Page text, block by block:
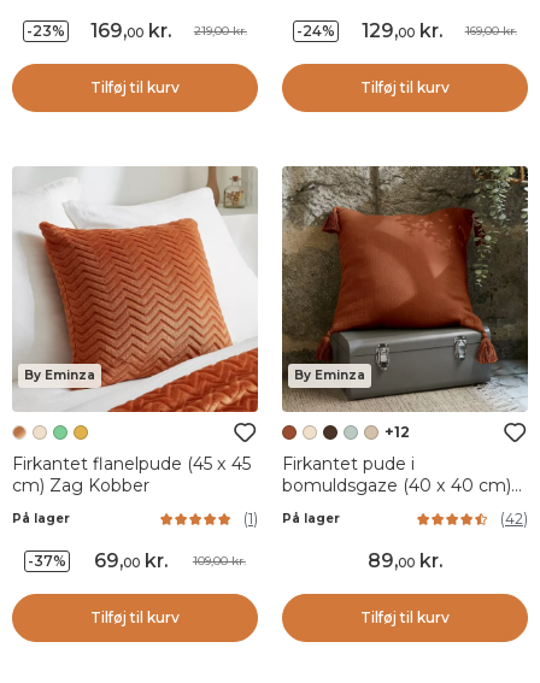
-23% 169,00 kr. 219,00 kr.
Tilføj til kurv
-24% 129,00kr. 169,00 kr.
Tilføj til kurv
By Eminza
Firkantet flanelpude (45 x 45
cm) Zag Kobber
På lager (1)
-37% 69,00 kr. 109,00 kr.
Tilføj til kurv
By Eminza
+12
Firkantet pude i
bomuldsgaze (40 x 40 cm)
Gaïa Terracotta
På lager (42)
89,00 kr.
Tilføj til kurv